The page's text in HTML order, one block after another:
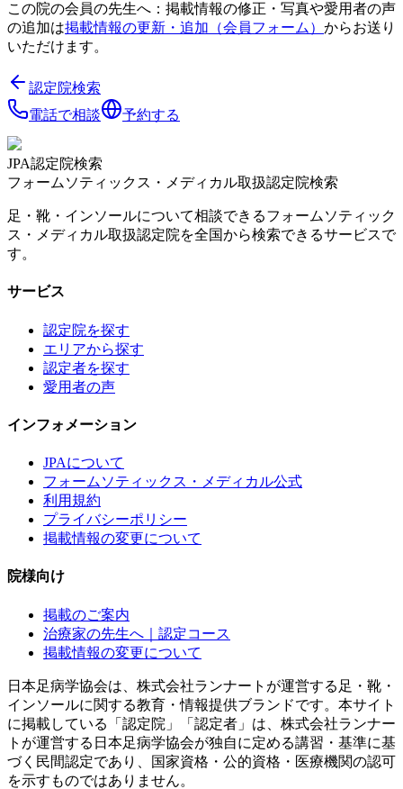
この院の会員の先生へ：掲載情報の修正・写真や愛用者の声
の追加は掲載情報の更新・追加（会員フォーム） からお送り
いただけます。
認定院検索
電話で相談
予約する
JPA認定院検索
フォームソティックス・メディカル取扱認定院検索
足・靴・インソールについて相談できるフォームソティック
ス・メディカル取扱認定院を全国から検索できるサービスで
す。
サービス
認定院を探す
エリアから探す
認定者を探す
愛用者の声
インフォメーション
JPAについて
フォームソティックス・メディカル公式
利用規約
プライバシーポリシー
掲載情報の変更について
院様向け
掲載のご案内
治療家の先生へ｜認定コース
掲載情報の変更について
日本足病学協会は、株式会社ランナートが運営する足・靴・
インソールに関する教育・情報提供ブランドです。本サイト
に掲載している「認定院」「認定者」は、株式会社ランナー
トが運営する日本足病学協会が独自に定める講習・基準に基
づく民間認定であり、国家資格・公的資格・医療機関の認可
を示すものではありません。